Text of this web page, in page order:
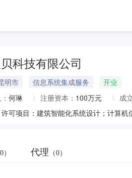
科技有限公司
明市 信息系统集成服务
开业
何琳 注册资本： 100万元
成
） 代理 （0）